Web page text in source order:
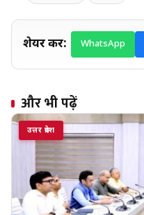
शेयर करें: WhatsApp
और भी पढ़ें
उत्तर प्रदेश